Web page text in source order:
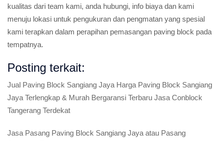
kualitas dari team kami, anda hubungi, info biaya dan kami
menuju lokasi untuk pengukuran dan pengmatan yang spesial
kami terapkan dalam perapihan pemasangan paving block pada
tempatnya.
Posting terkait:
Jual Paving Block Sangiang Jaya Harga Paving Block Sangiang
Jaya Terlengkap & Murah Bergaransi Terbaru Jasa Conblock
Tangerang Terdekat
Jasa Pasang Paving Block Sangiang Jaya atau Pasang